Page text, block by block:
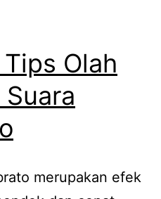
Olah
merupakan efek